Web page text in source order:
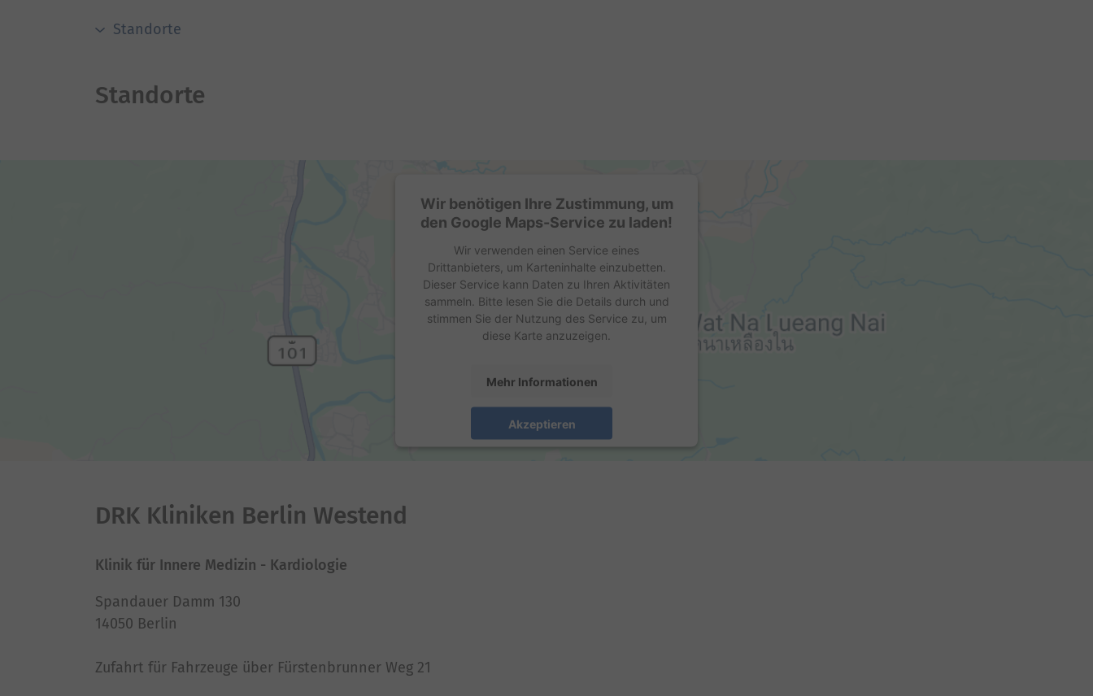
Standorte
Standorte
Wir benötigen Ihre Zustimmung, um
den Google Maps-Service zu laden!
Wir verwenden einen Service eines
Drittanbieters, um Karteninhalte einzubetten.
Dieser Service kann Daten zu Ihren Aktivitäten
sammeln. Bitte lesen Sie die Details durch und
stimmen Sie der Nutzung des Service zu, um
diese Karte anzuzeigen.
Mehr Informationen
Akzeptieren
DRK Kliniken Berlin Westend
Klinik für Innere Medizin - Kardiologie
Spandauer Damm 130
14050 Berlin
Zufahrt für Fahrzeuge über Fürstenbrunner Weg 21